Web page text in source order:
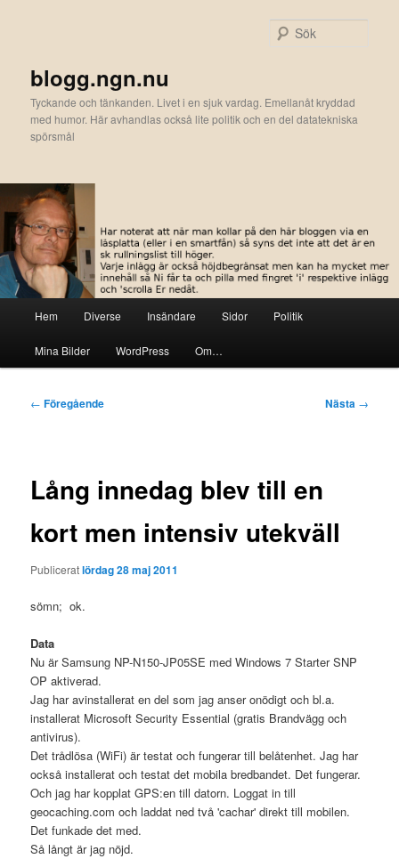
blogg.ngn.nu
Tyckande och tänkanden. Livet i en sjuk vardag. Emellanåt kryddad
med humor. Här avhandlas också lite politik och en del datatekniska
spörsmål
Hem Diverse Insändare Sidor Politik
Mina Bilder WordPress Om…
Inläggsnavigering
← Föregående Nästa →
Lång innedag blev till en
kort men intensiv utekväll
Publiceratlördag 28 maj 2011
sömn; ok.
Data
Nu är Samsung NP-N150-JP05SE med Windows 7 Starter SNP
OP aktiverad.
Jag har avinstallerat en del som jag anser onödigt och bl.a.
installerat Microsoft Security Essential (gratis Brandvägg och
antivirus).
Det trådlösa (WiFi) är testat och fungerar till belåtenhet. Jag har
också installerat och testat det mobila bredbandet. Det fungerar.
Och jag har kopplat GPS:en till datorn. Loggat in till
geocaching.com och laddat ned två 'cachar' direkt till mobilen.
Det funkade det med.
Så långt är jag nöjd.